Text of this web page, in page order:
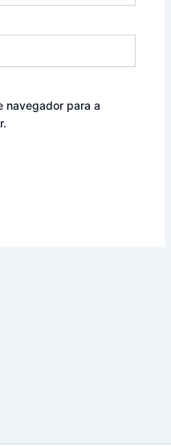
navegador para a